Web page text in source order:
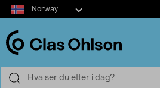
Select
market
Norway